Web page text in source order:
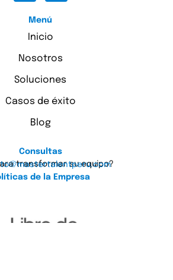
Menú
Inicio
Nosotros
Soluciones
Casos de éxito
Blog
Consultas
transformar su equipo?
de la Empresa